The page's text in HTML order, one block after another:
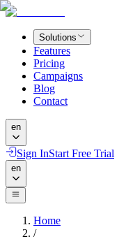
Solutions
Features
Pricing
Campaigns
Blog
Contact
en
Sign InStart Free Trial
en
Home
/